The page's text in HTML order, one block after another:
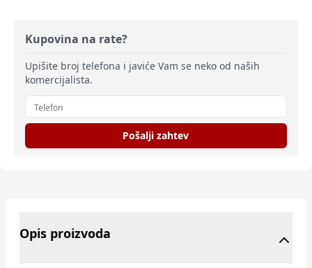
Kupovina na rate?
Upišite broj telefona i javiće Vam se neko od naših
komercijalista.
Pošalji zahtev
Opis proizvoda